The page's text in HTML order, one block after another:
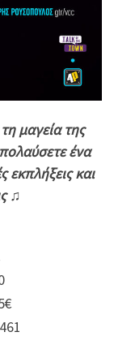
μαγεία της
ένα
εκπλήξεις και
♫